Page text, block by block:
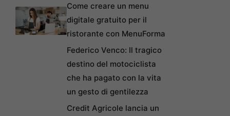
Come creare un menu
digitale gratuito per il
ristorante con MenuForma
Federico Venco: Il tragico
destino del motociclista
che ha pagato con la vita
un gesto di gentilezza
Credit Agricole lancia un